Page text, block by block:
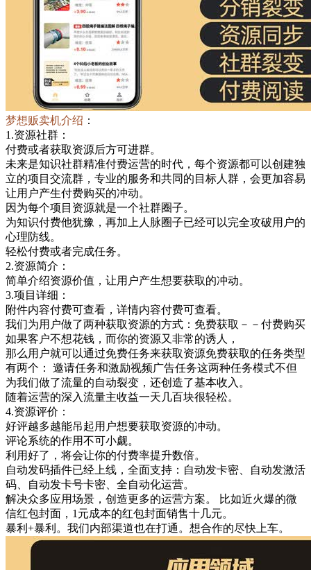
梦想贩卖机介绍 ：
1.资源社群：
付费或者获取资源后方可进群。
未来是知识社群精准付费运营的时代，每个资源都可以创建独
立的项目交流群，专业的服务和共同的目标人群，会更加容易
让用户产生付费购买的冲动。
因为每个项目资源就是一个社群圈子。
为知识付费他犹豫，再加上人脉圈子已经可以完全攻破用户的
心理防线。
轻松付费或者完成任务。
2.资源简介：
简单介绍资源价值，让用户产生想要获取的冲动。
3.项目详细：
附件内容付费可查看，详情内容付费可查看。
我们为用户做了两种获取资源的方式：免费获取－－付费购买
如果客户不想花钱，而你的资源又非常的诱人，
那么用户就可以通过免费任务来获取资源免费获取的任务类型
有两个： 邀请任务和激励视频广告任务这两种任务模式不但
为我们做了流量的自动裂变，还创造了基本收入。
随着运营的深入流量主收益一天几百块很轻松。
4.资源评价：
好评越多越能吊起用户想要获取资源的冲动。
评论系统的作用不可小觑。
利用好了，将会让你的付费率提升数倍。
自动发码插件已经上线，全面支持：自动发卡密、自动发激活
码、自动发卡号卡密、全自动化运营。
解决众多应用场景，创造更多的运营方案。 比如近火爆的微
信红包封面，1元成本的红包封面销售十几元。
暴利+暴利。我们内部渠道也在打通。想合作的尽快上车。